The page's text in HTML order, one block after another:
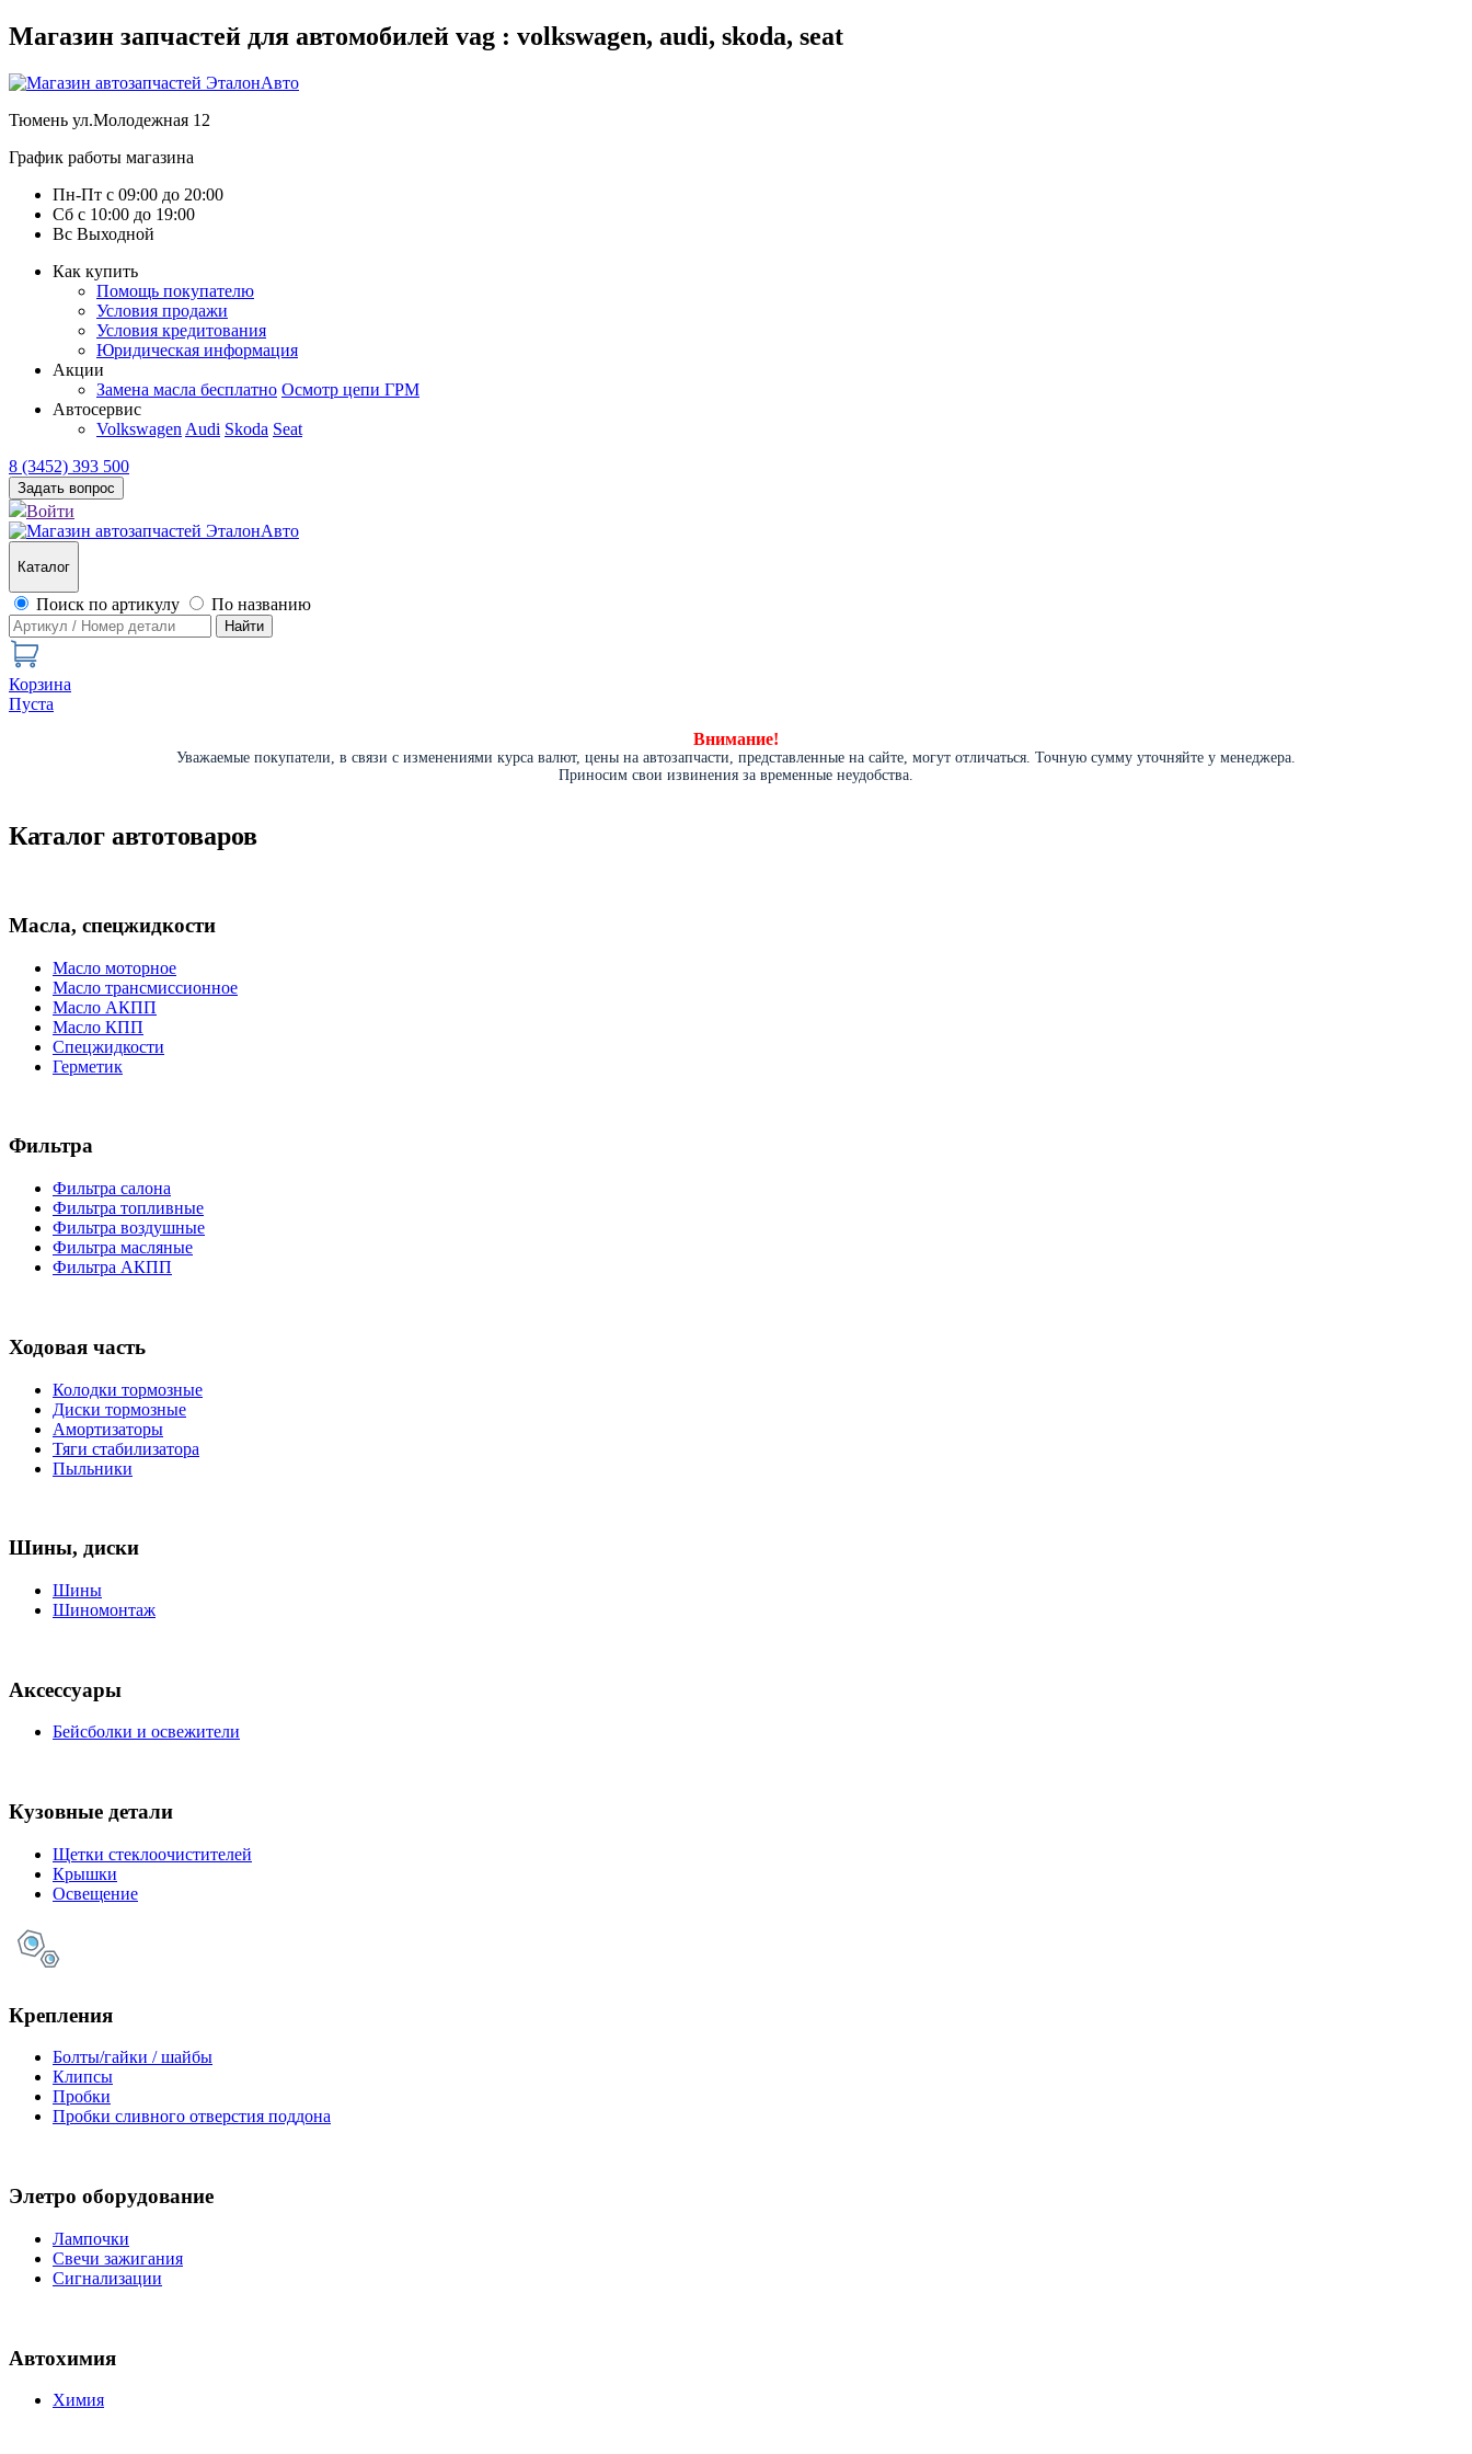
Магазин запчастей для автомобилей vag : volkswagen, audi, skoda, seat
Тюмень ул.Молодежная 12
График работы магазина
Пн-Пт с 09:00 до 20:00
Сб с 10:00 до 19:00
Вс Выходной
Как купить
Помощь покупателю
Условия продажи
Условия кредитования
Юридическая информация
Акции
Замена масла бесплатно Осмотр цепи ГРМ
Автосервис
Volkswagen Audi Skoda Seat
8 (3452) 393 500
Задать вопрос
Войти
Каталог
Поиск по артикулу По названию
Найти
Корзина
Пуста
Внимание!
Уважаемые покупатели, в связи с изменениями курса валют, цены на автозапчасти, представленные на сайте, могут отличаться. Точную сумму уточняйте у менеджера.
Приносим свои извинения за временные неудобства.
Каталог автотоваров
Масла, спецжидкости
Масло моторное
Масло трансмиссионное
Масло АКПП
Масло КПП
Спецжидкости
Герметик
Фильтра
Фильтра салона
Фильтра топливные
Фильтра воздушные
Фильтра масляные
Фильтра АКПП
Ходовая часть
Колодки тормозные
Диски тормозные
Амортизаторы
Тяги стабилизатора
Пыльники
Шины, диски
Шины
Шиномонтаж
Аксессуары
Бейсболки и освежители
Кузовные детали
Щетки стеклоочистителей
Крышки
Освещение
Крепления
Болты/гайки / шайбы
Клипсы
Пробки
Пробки сливного отверстия поддона
Элетро оборудование
Лампочки
Свечи зажигания
Сигнализации
Автохимия
Химия